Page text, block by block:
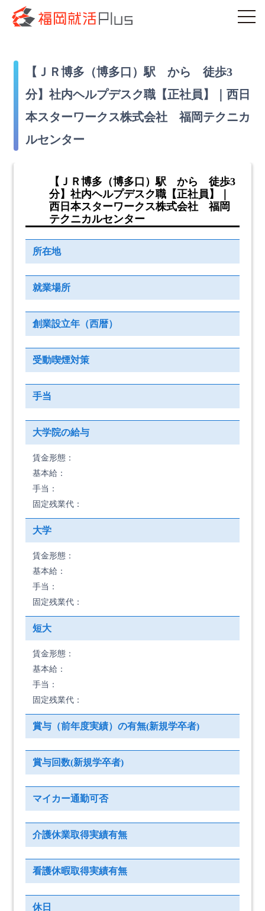
【ＪＲ博多（博多口）駅 から 徒歩3
分】社内ヘルプデスク職【正社員】｜西日
本スターワークス株式会社 福岡テクニカ
ルセンター
【ＪＲ博多（博多口）駅 から 徒歩3
分】社内ヘルプデスク職【正社員】｜
西日本スターワークス株式会社 福岡
テクニカルセンター
所在地
就業場所
創業設立年（西暦）
受動喫煙対策
手当
大学院の給与
賃金形態：
基本給：
手当：
固定残業代：
大学
賃金形態：
基本給：
手当：
固定残業代：
短大
賃金形態：
基本給：
手当：
固定残業代：
賞与（前年度実績）の有無(新規学卒者)
賞与回数(新規学卒者)
マイカー通勤可否
介護休業取得実績有無
看護休暇取得実績有無
休日